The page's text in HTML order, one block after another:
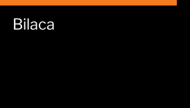
Bilaca